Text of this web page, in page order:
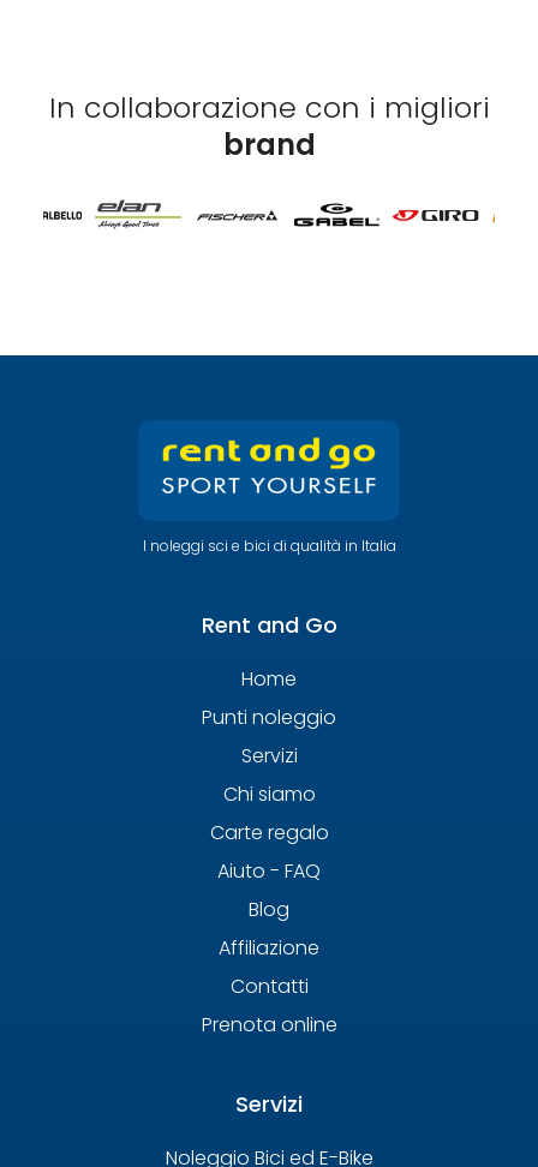
In collaborazione con i migliori
brand
I noleggi sci e bici di qualità in Italia
Rent and Go
Home
Punti noleggio
Servizi
Chi siamo
Carte regalo
Aiuto - FAQ
Blog
Affiliazione
Contatti
Prenota online
Servizi
Noleggio Bici ed E-Bike